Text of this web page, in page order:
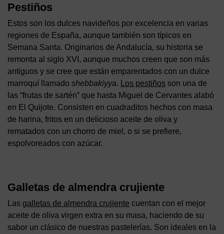
Pestiños
Estos son los dulces navideños por excelencia en varias
regiones de España, aunque también son típicos en
Semana Santa. Originarios de Andalucía, su historia se
remonta al siglo XVI, aunque muchos creen que son más
antiguos y se cree que están emparentados con un dulce
marroquí llamado shebbakiyya. Los pestiños son una de
las “frutas de sartén” que hasta Miguel de Cervantes alabó
en El Quijote. Consisten en cuadraditos hechos con masa
de harina, fritos en un delicioso aceite de oliva y
rematados con un chorro de miel, o si se prefiere,
espolvoreados con azúcar.
Galletas de almendra crujiente
Las galletas de almendra crujiente cuentan con el mejor
aceite de oliva virgen extra en su masa, haciendo de su
sabor un clásico de nuestras pastelerías. Son ideales en la